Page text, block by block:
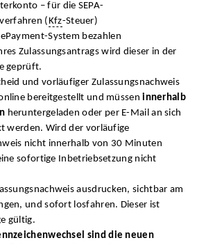
– für die SEPA-
(Kfz-Steuer)
System bezahlen
Zulassungsantrags wird dieser in der
geprüft.
und vorläufiger Zulassungsnachweis
bereitgestellt und müssen innerhalb
heruntergeladen oder per E-Mail an sich
werden. Wird der vorläufige
nicht innerhalb von 30 Minuten
sofortige Inbetriebsetzung nicht
ausdrucken, sichtbar am
und sofort losfahren. Dieser ist
gültig.
sind die neuen